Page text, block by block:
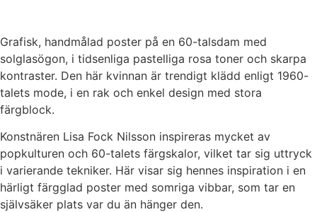
Grafisk, handmålad poster på en 60-talsdam med
solglasögon, i tidsenliga pastelliga rosa toner och skarpa
kontraster. Den här kvinnan är trendigt klädd enligt 1960-
talets mode, i en rak och enkel design med stora
färgblock.
Konstnären Lisa Fock Nilsson inspireras mycket av
popkulturen och 60-talets färgskalor, vilket tar sig uttryck
i varierande tekniker. Här visar sig hennes inspiration i en
härligt färgglad poster med somriga vibbar, som tar en
självsäker plats var du än hänger den.